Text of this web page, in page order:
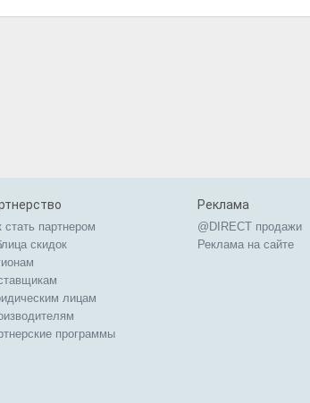
стать партнером
скидок
лицам
программы
Реклама
@DIRECT продажи
Реклама на сайте